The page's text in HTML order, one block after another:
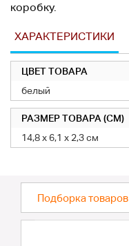
коробку.
ХАРАКТЕРИСТИКИ
ЦВЕТ ТОВАРА
белый
РАЗМЕР ТОВАРА (СМ)
14,8 х 6,1 х 2,3 см
Подборка товаров